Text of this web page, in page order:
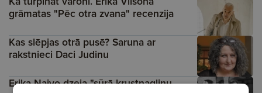
grāmatas "Pēc otra zvana" recenzija
Kas slēpjas otrā pusē? Saruna ar
rakstnieci Daci Judinu
Erika Naivo dzeja "sūrā krustnagliņu